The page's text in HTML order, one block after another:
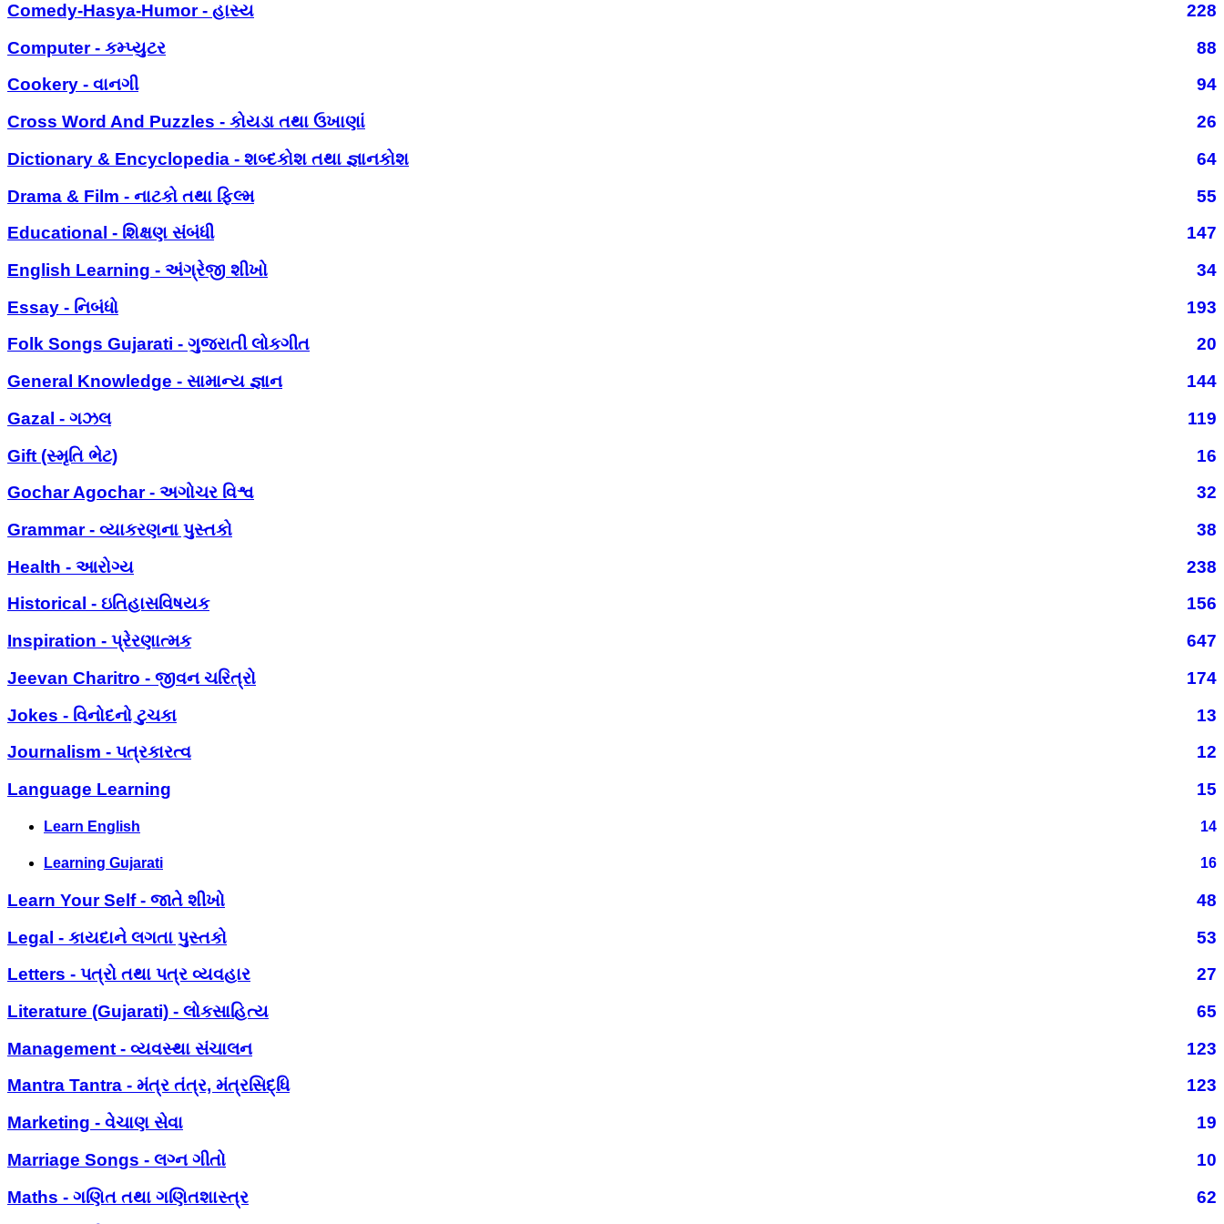
Comedy-Hasya-Humor - હાસ્ય
228
Computer - કમ્પ્યુટર
88
Cookery - વાનગી
94
Cross Word And Puzzles - કોયડા તથા ઉખાણાં
26
Dictionary & Encyclopedia - શબ્દકોશ તથા જ્ઞાનકોશ
64
Drama & Film - નાટકો તથા ફિલ્મ
55
Educational - શિક્ષણ સંબંધી
147
English Learning - અંગ્રેજી શીખો
34
Essay - નિબંધો
193
Folk Songs Gujarati - ગુજરાતી લોકગીત
20
General Knowledge - સામાન્ય જ્ઞાન
144
Gazal - ગઝલ
119
Gift (સ્મૃતિ ભેટ)
16
Gochar Agochar - અગોચર વિશ્વ
32
Grammar - વ્યાકરણના પુસ્તકો
38
Health - આરોગ્ય
238
Historical - ઇતિહાસવિષયક
156
Inspiration - પ્રેરણાત્મક
647
Jeevan Charitro - જીવન ચરિત્રો
174
Jokes - વિનોદનો ટુચકા
13
Journalism - પત્રકારત્વ
12
Language Learning
15
Learn English 14
Learning Gujarati 16
Learn Your Self - જાતે શીખો
48
Legal - કાયદાને લગતા પુસ્તકો
53
Letters - પત્રો તથા પત્ર વ્યવહાર
27
Literature (Gujarati) - લોકસાહિત્ય
65
Management - વ્યવસ્થા સંચાલન
123
Mantra Tantra - મંત્ર તંત્ર, મંત્રસિદ્ધિ
123
Marketing - વેચાણ સેવા
19
Marriage Songs - લગ્ન ગીતો
10
Maths - ગણિત તથા ગણિતશાસ્ત્ર
62